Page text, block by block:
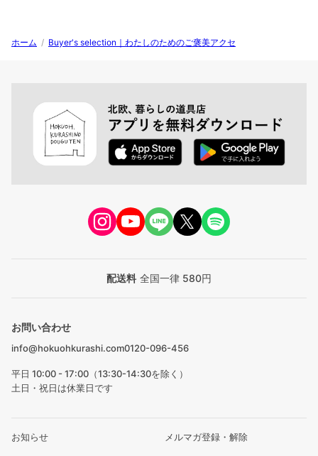
ホーム / Buyer's selection｜わたしのためのご褒美アクセ
配送料 全国一律 580円
お問い合わせ
info@hokuohkurashi.com0120-096-456
平日 10:00 - 17:00（13:30-14:30を除く）
土日・祝日は休業日です
お知らせ メルマガ登録・解除